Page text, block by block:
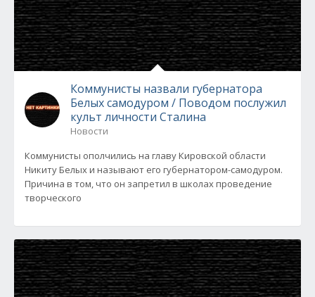
Коммунисты назвали губернатора
Белых самодуром / Поводом послужил
культ личности Сталина
Новости
Коммунисты ополчились на главу Кировской области
Никиту Белых и называют его губернатором-самодуром.
Причина в том, что он запретил в школах проведение
творческого